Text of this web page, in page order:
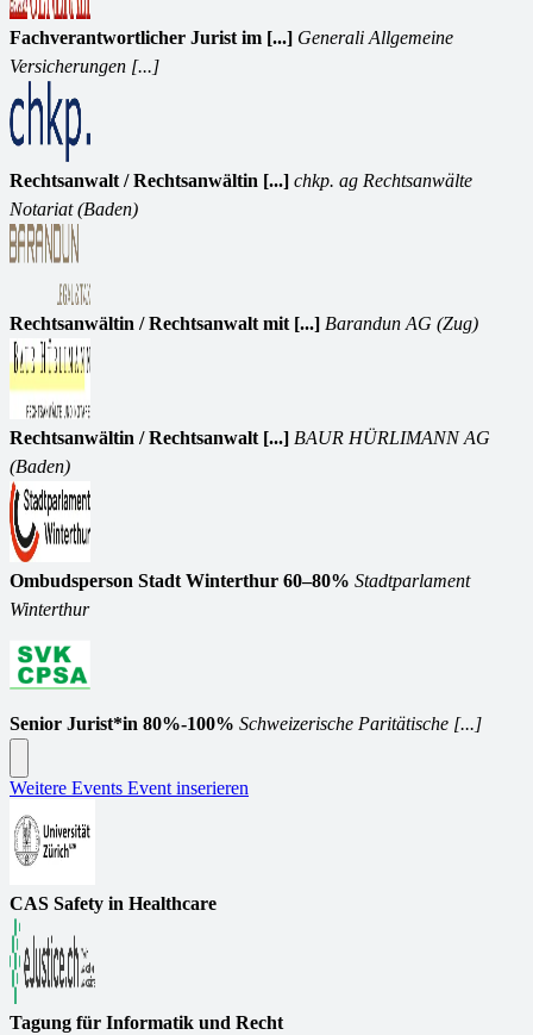
Fachverantwortlicher Jurist im [...] Generali Allgemeine
Versicherungen [...]
Rechtsanwalt / Rechtsanwältin [...] chkp. ag Rechtsanwälte
Notariat (Baden)
Rechtsanwältin / Rechtsanwalt mit [...] Barandun AG (Zug)
Rechtsanwältin / Rechtsanwalt [...] BAUR HÜRLIMANN AG
(Baden)
Ombudsperson Stadt Winterthur 60–80% Stadtparlament
Winterthur
Senior Jurist*in 80%-100% Schweizerische Paritätische [...]
Weitere Events Event inserieren
CAS Safety in Healthcare
Tagung für Informatik und Recht